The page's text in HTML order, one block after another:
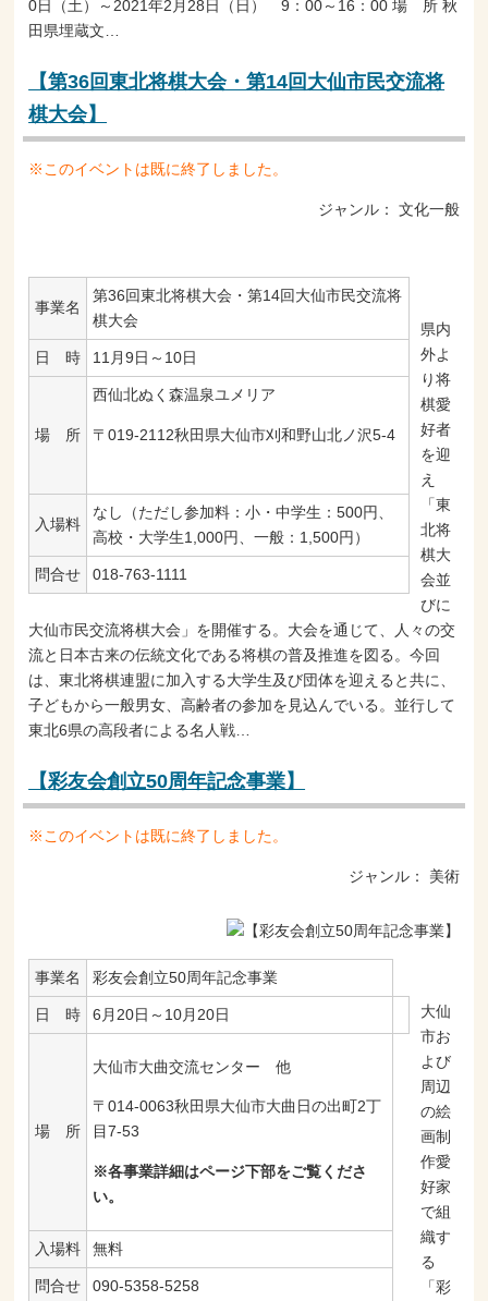
0日（土）～2021年2月28日（日） 9：00～16：00 場 所 秋
田県埋蔵文…
【第36回東北将棋大会・第14回大仙市民交流将
棋大会】
※このイベントは既に終了しました。
ジャンル： 文化一般
事業名
第36回東北将棋大会・第14回大仙市民交流将
棋大会
日 時 11月9日～10日
場 所
西仙北ぬく森温泉ユメリア
〒019-2112秋田県大仙市刈和野山北ノ沢5-4
入場料
なし（ただし参加料：小・中学生：500円、
高校・大学生1,000円、一般：1,500円）
問合せ 018-763-1111
県内
外よ
り将
棋愛
好者
を迎
え
「東
北将
棋大
会並
びに
大仙市民交流将棋大会」を開催する。大会を通じて、人々の交
流と日本古来の伝統文化である将棋の普及推進を図る。今回
は、東北将棋連盟に加入する大学生及び団体を迎えると共に、
子どもから一般男女、高齢者の参加を見込んでいる。並行して
東北6県の高段者による名人戦…
【彩友会創立50周年記念事業】
※このイベントは既に終了しました。
ジャンル： 美術
事業名 彩友会創立50周年記念事業
日 時 6月20日～10月20日
場 所
大仙市大曲交流センター 他
〒014-0063秋田県大仙市大曲日の出町2丁
目7-53
※各事業詳細はページ下部をご覧くださ
い。
入場料 無料
問合せ 090-5358-5258
大仙
市お
よび
周辺
の絵
画制
作愛
好家
で組
織す
る
「彩